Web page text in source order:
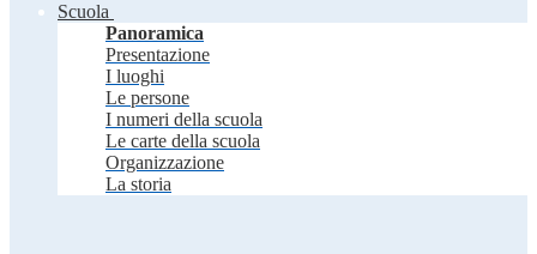
Scuola
Panoramica
Presentazione
I luoghi
Le persone
I numeri della scuola
Le carte della scuola
Organizzazione
La storia